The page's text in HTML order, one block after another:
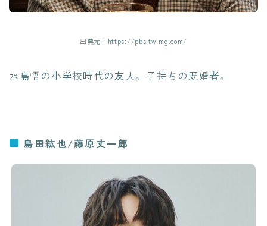
出典元：https://pbs.twimg.com/
水島悟の小学校時代の友人。子持ちの既婚者。
島田紘也/藤原丈一郎